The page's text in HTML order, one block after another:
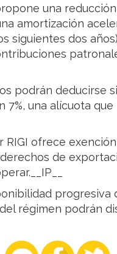
una
amortización
siguientes dos
podrán deducirse
una alícuota que
RIGI ofrece
de
progresiva
régimen podrán